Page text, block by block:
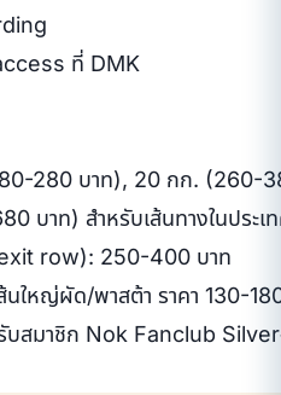
ที่ DMK
280 บาท), 20 กก. (260-
บาท) สำหรับเส้นทางในประเ
row): 250-400 บาท
นใหญ่ผัด/พาสต้า ราคา 130-
สมาชิก Nok Fanclub